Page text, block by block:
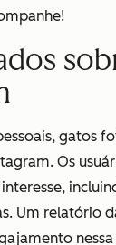
gatos
Os
Um relatório